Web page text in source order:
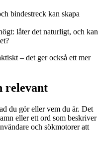
bindestreck kan skapa
låter det naturligt, och kan
– det ger också ett mer
relevant
du gör eller vem du är. Det
eller ett ord som beskriver
och sökmotorer att